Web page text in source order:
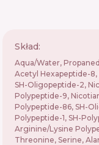
Skład:
Aqua/Water,
Acetyl Hexapeptide-
SH-Oligopeptide-2,
Polypeptide-9,
Polypeptide-86, SH-
Polypeptide-1, SH-
Arginine/Lysine
Threonine, Serine,